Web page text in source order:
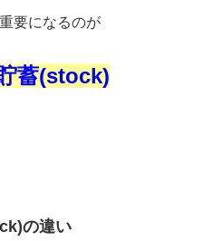
要になるのが
蓄(stock)
の違い